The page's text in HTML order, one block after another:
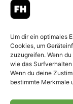
Um dir ein optimales
Cookies, um
zuzugreifen. Wenn
wie das
Wenn du deine
bestimmte Merkmale
Jens Castrop
der Saison